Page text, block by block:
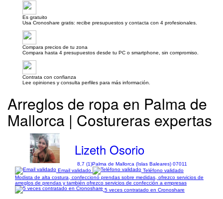
Es gratuito
Usa Cronoshare gratis: recibe presupuestos y contacta con 4 profesionales.
Compara precios de tu zona
Compara hasta 4 presupuestos desde tu PC o smartphone, sin compromiso.
Contrata con confianza
Lee opiniones y consulta perfiles para más información.
Arreglos de ropa en Palma de
Mallorca | Costureras expertas
Lizeth Osorio
8,7 (1)Palma de Mallorca (Islas Baleares) 07011
Email validado
Teléfono validado
Modista de alta costura, confeccionó prendas sobre medidas, ofrezco servicios de
arreglos de prendas y también ofrezco servicios de confección a empresas
5 veces contratado en Cronoshare